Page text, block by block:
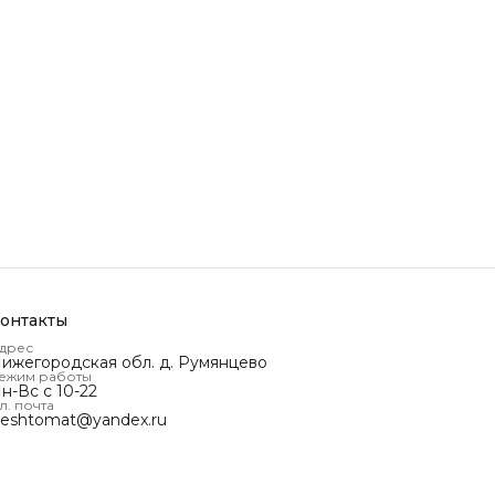
обл. д. Румянцево
работы
Вс с 10-22
почта